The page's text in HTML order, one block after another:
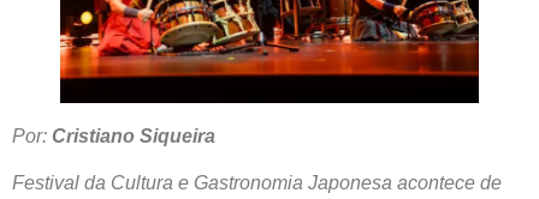
Por: Cristiano Siqueira
Festival da Cultura e Gastronomia Japonesa acontece de